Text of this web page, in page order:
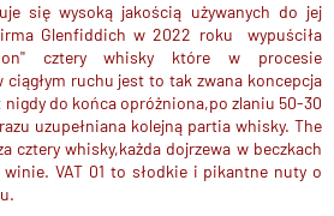
się wysoką jakością używanych do jej
Glenfiddich w 2022 roku wypuściła
cztery whisky które w procesie
ruchu jest to tak zwana koncepcja
nigdy do końca opróżniona,po zlaniu 50-30
uzupełniana kolejną partia whisky. The
cztery whisky,każda dojrzewa w beczkach
VAT 01 to słodkie i pikantne nuty o